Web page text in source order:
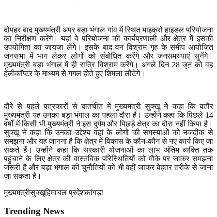
दोपहर बाद मुख्यमंत्री अपर बड़ा भंगाल गांव में स्थित माइक्रो हाइडल परियोजना
का निरीक्षण करेंगे। यहां वे परियोजना की कार्यप्रणाली और क्षेत्र में इसकी
उपयोगिता का जायजा लेंगे। इसके बाद वन विश्राम गृह के समीप आयोजित
जनसभा में भाग लेकर लोगों को संबोधित करेंगे और जनसमस्याएं सुनेंगे।
मुख्यमंत्री बड़ा भंगाल में ही रात्रि विश्राम करेंगे। अगले दिन 28जून को वह
हेलीकॉप्टर के माध्यम से गगल होते हुए शिमला लौटेंगे।
दौरे से पहले पत्रकारों से बातचीत में मुख्यमंत्री सुक्खू ने कहा कि बतौर
मुख्यमंत्री यह उनका बड़ा भंगाल का पहला दौरा है। उन्होंने कहा कि पिछले 14
वर्षों में किसी भी मुख्यमंत्री ने इस दुर्गम और पिछड़े क्षेत्र का दौरा नहीं किया है।
सुक्खू ने कहा कि उनका उद्देश्य वहां के लोगों की समस्याओं को नजदीक से
समझना और यह जानना है कि क्षेत्र में विकास के कौन-कौन से नए कार्य किए जा
सकते हैं। उन्होंने कहा कि सरकारी योजनाओं का लाभ अंतिम व्यक्ति तक
पहुंचाने के लिए क्षेत्र की वास्तविक परिस्थितियों को मौके पर जाकर समझना
जरूरी है और बड़ा भंगाल की चुनौतियों को भी वहीं जाकर बेहतर तरीके से जाना
जा सकता है।
मुख्यमंत्रीसुक्खूहिमाचल प्रदेशकांगड़ा
Trending News